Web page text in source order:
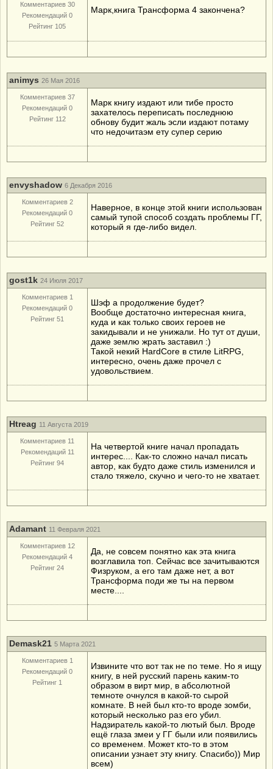
Комментариев 30
Рекомендаций 0
Рейтинг 105
Марк,книга Трансформа 4 закончена?
animys 26 Мая 2016
Комментариев 37
Рекомендаций 0
Рейтинг 112
Марк книгу издают или тибе просто
захателось переписать последнюю
обнову будит жаль эсли издают потаму
что недочитаэм ету супер серию
envyshadow 6 Декабря 2016
Комментариев 2
Рекомендаций 0
Рейтинг 52
Наверное, в конце этой книги использован
самый тупой способ создать проблемы ГГ,
который я где-либо видел.
gost1k 24 Июля 2017
Комментариев 1
Рекомендаций 0
Рейтинг 51
Шэф а продолжение будет?
Вообще достаточно интересная книга,
куда и как только своих героев не
закидывали и не унижали. Но тут от души,
даже землю жрать заставил :)
Такой некий HardCore в стиле LitRPG,
интересно, очень даже прочел с
удовольствием.
Htreag 11 Августа 2019
Комментариев 11
Рекомендаций 11
Рейтинг 94
На четвертой книге начал пропадать
интерес.... Как-то сложно начал писать
автор, как будто даже стиль изменился и
стало тяжело, скучно и чего-то не хватает.
Adamant 11 Февраля 2021
Комментариев 12
Рекомендаций 4
Рейтинг 24
Да, не совсем понятно как эта книга
возглавила топ. Сейчас все зачитываются
Физруком, а его там даже нет, а вот
Трансформа поди же ты на первом
месте....
Demask21 5 Марта 2021
Комментариев 1
Рекомендаций 0
Рейтинг 1
Извините что вот так не по теме. Но я ищу
книгу, в ней русский парень каким-то
образом в вирт мир, в абсолютной
темноте очнулся в какой-то сырой
комнате. В ней был кто-то вроде зомби,
который несколько раз его убил.
Надзиратель какой-то лютый был. Вроде
ещё глаза змеи у ГГ были или появились
со временем. Может кто-то в этом
описании узнает эту книгу. Спасибо)) Мир
всем)